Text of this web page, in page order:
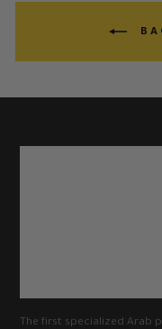
The first specialized Arab